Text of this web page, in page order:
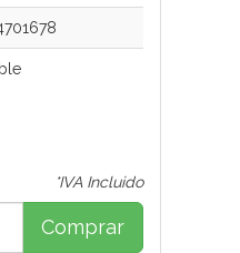
*IVA Incluido
Comprar